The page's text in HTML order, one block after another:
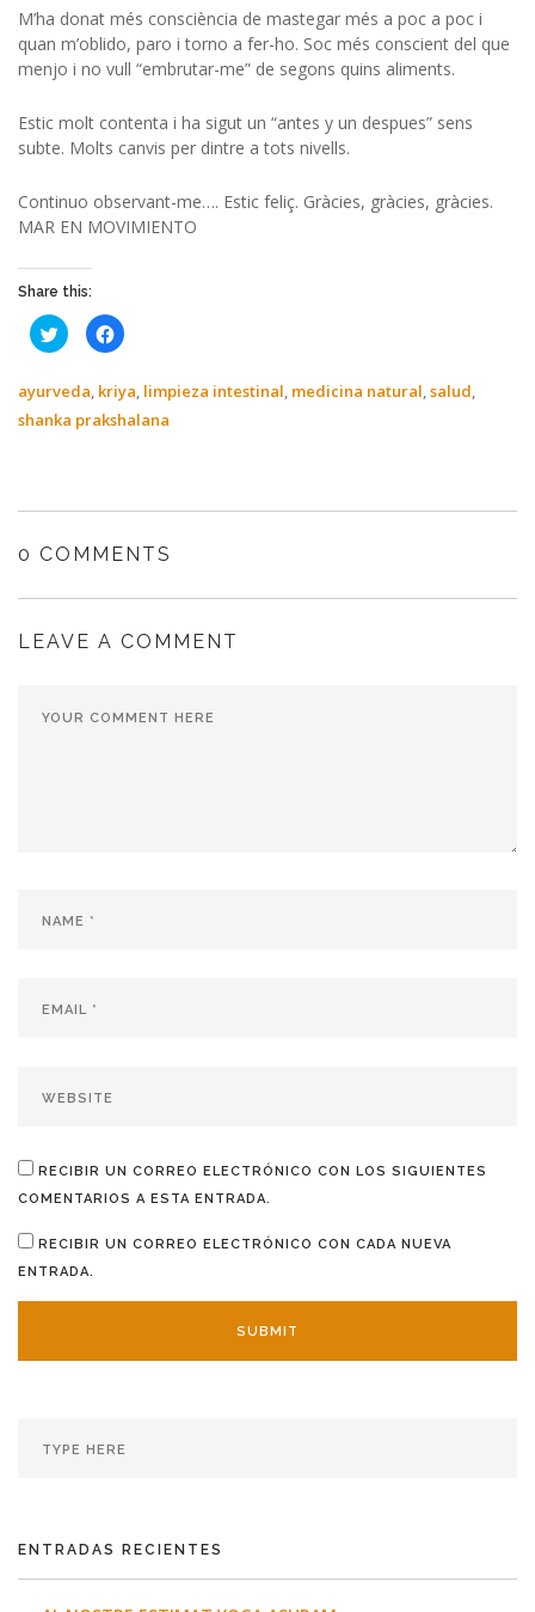
M’ha donat més consciència de mastegar més a poc a poc i
quan m’oblido, paro i torno a fer-ho. Soc més conscient del que
menjo i no vull “embrutar-me” de segons quins aliments.
Estic molt contenta i ha sigut un “antes y un despues” sens
subte. Molts canvis per dintre a tots nivells.
Continuo observant-me…. Estic feliç. Gràcies, gràcies, gràcies.
MAR EN MOVIMIENTO
Share this:
Haz
clic
en
Twitter
(Se
abre
Haz
clic
en
Facebook
(Se
abre
ayurveda, kriya, limpieza intestinal, medicina natural,salud,
shanka prakshalana
0 COMMENTS
LEAVE A COMMENT
RECIBIR UN CORREO ELECTRÓNICO CON LOS SIGUIENTES
COMENTARIOS A ESTA ENTRADA.
RECIBIR UN CORREO ELECTRÓNICO CON CADA NUEVA
ENTRADA.
ENTRADAS RECIENTES